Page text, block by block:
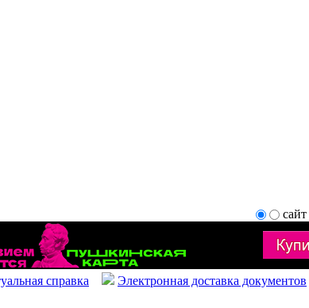
сайт
справка Электронная доставка документов